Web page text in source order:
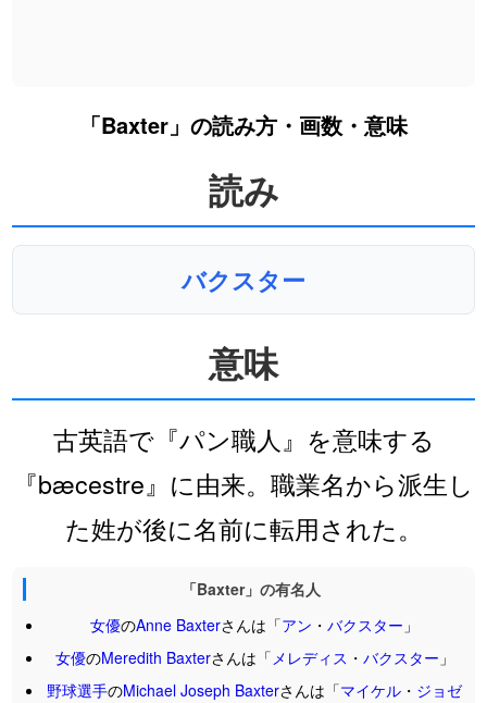
「Baxter」の読み方・画数・意味
読み
バクスター
意味
古英語で『パン職人』を意味する
『bæcestre』に由来。職業名から派生し
た姓が後に名前に転用された。
「Baxter」の有名人
女優のAnne Baxterさんは「アン ・ バクスター 」
女優のMeredith Baxterさんは「メレディス ・ バクスター 」
野球選手のMichael Joseph Baxterさんは「マイケル ・ ジョゼ